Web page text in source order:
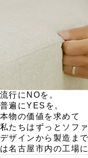
流行にNOを。
普遍にYESを。
本物の価値を求めて
私たちはずっとソフ
デザインから製造ま
は名古屋市内の工場